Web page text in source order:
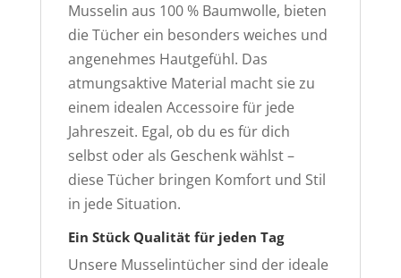
Musselin aus 100 % Baumwolle, bieten
die Tücher ein besonders weiches und
angenehmes Hautgefühl. Das
atmungsaktive Material macht sie zu
einem idealen Accessoire für jede
Jahreszeit. Egal, ob du es für dich
selbst oder als Geschenk wählst –
diese Tücher bringen Komfort und Stil
in jede Situation.
Ein Stück Qualität für jeden Tag
Unsere Musselintücher sind der ideale